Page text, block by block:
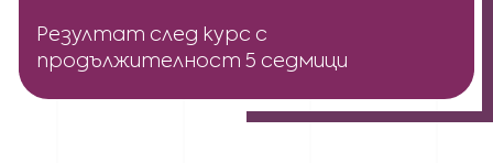
Резултат след курс с
продължителност 5 седмици